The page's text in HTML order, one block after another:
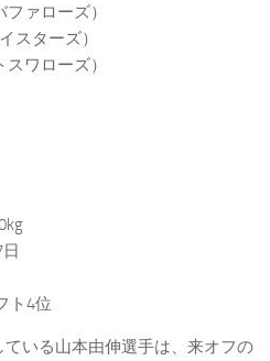
ァローズ）
スターズ）
ワローズ）
ト4位
いる山本由伸選手は、来オフの